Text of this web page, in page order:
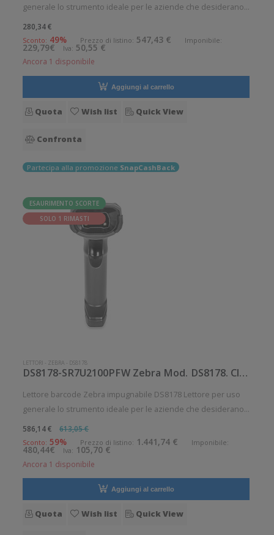
generale lo strumento ideale per le aziende che desiderano
migliorare le applicazioni quotidiane di lettura dei codici a
barre. Lettura QrCode abilitata. Alto grado di robustezza.
Angolo d
280,34 €
Sconto: 49% Prezzo di listino: 547,43 € Imponibile:
229,79€ Iva: 50,55 €
Ancora 1 disponibile
Aggiungi al carrello
Quota Wish list Quick View
Confronta
Partecipa alla promozione SnapCashBack
ESAURIMENTO SCORTE
SOLO 1 RIMASTI
LETTORI - ZEBRA - DS8178
DS8178-SR7U2100PFW Zebra Mod. DS8178. Classificazione: Impugnabile.
Lettore barcode Zebra impugnabile DS8178 Lettore per uso
generale lo strumento ideale per le aziende che desiderano
migliorare le applicazioni quotidiane di lettura dei codici a
barre. Lettura QrCode abilitata. Alto grado di robustezza.
Collegamen
586,14 € 613,05 €
Sconto: 59% Prezzo di listino: 1.441,74 € Imponibile:
480,44€ Iva: 105,70 €
Ancora 1 disponibile
Aggiungi al carrello
Quota Wish list Quick View